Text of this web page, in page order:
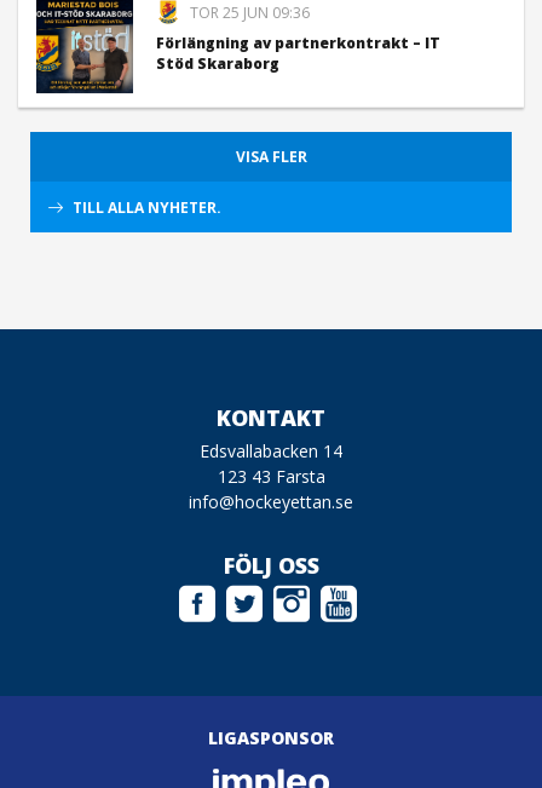
TOR 25 JUN 09:36
Förlängning av partnerkontrakt – IT
Stöd Skaraborg
VISA FLER
TILL ALLA NYHETER.
KONTAKT
Edsvallabacken 14
123 43 Farsta
info@hockeyettan.se
FÖLJ OSS
LIGASPONSOR